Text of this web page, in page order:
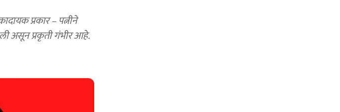
प्रकार – पत्नीने
असून प्रकृती गंभीर आहे.